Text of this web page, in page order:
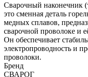
Сварочный наконечник
это сменная деталь
медных сплавов,
сварочной проволоке и
Он обеспечивает
электропроводность и
проволоки.
Бренд
СВАРОГ